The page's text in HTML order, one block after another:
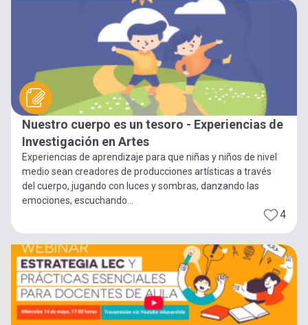
Nuestro cuerpo es un tesoro - Experiencias de
Investigación en Artes
Experiencias de aprendizaje para que niñas y niños de nivel
medio sean creadores de producciones artísticas a través
del cuerpo, jugando con luces y sombras, danzando las
emociones, escuchando...
4